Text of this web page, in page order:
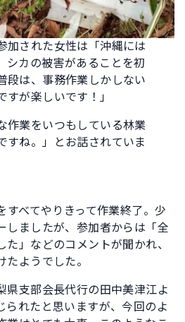
加された女性は「沖縄には
シカの被害があることを初
段は、事務作業しかしない
すが楽しいです！」
作業をいつもしている林業
すね。」とお話されていま
べてやりきって作業終了。少
しましたが、参加者からは「全
」などのコメントが聞かれ、
ようでした。
県支部会長代行の田中美津江よ
られたと思いますが、今回のよ